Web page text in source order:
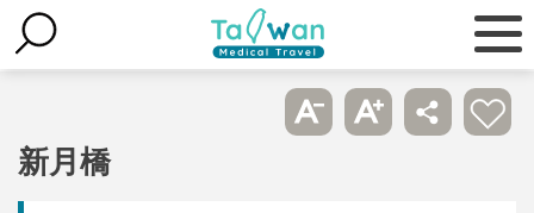
新月橋